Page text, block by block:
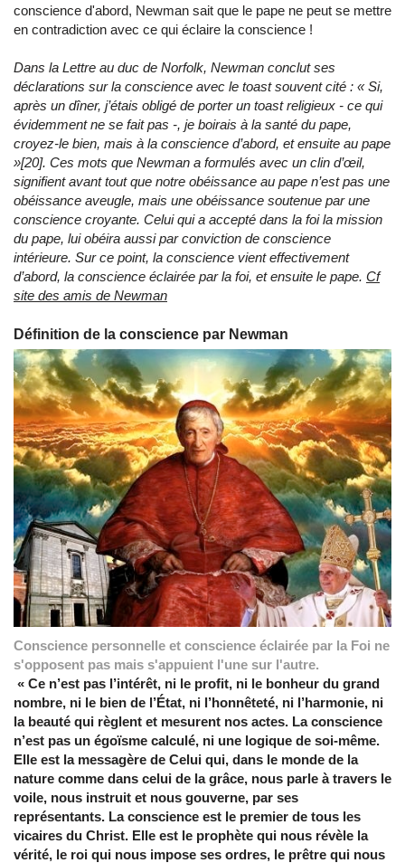
conscience d'abord, Newman sait que le pape ne peut se mettre
en contradiction avec ce qui éclaire la conscience !
Dans la Lettre au duc de Norfolk, Newman conclut ses
déclarations sur la conscience avec le toast souvent cité : « Si,
après un dîner, j’étais obligé de porter un toast religieux - ce qui
évidemment ne se fait pas -, je boirais à la santé du pape,
croyez-le bien, mais à la conscience d’abord, et ensuite au pape
»[20]. Ces mots que Newman a formulés avec un clin d’œil,
signifient avant tout que notre obéissance au pape n’est pas une
obéissance aveugle, mais une obéissance soutenue par une
conscience croyante. Celui qui a accepté dans la foi la mission
du pape, lui obéira aussi par conviction de conscience
intérieure. Sur ce point, la conscience vient effectivement
d’abord, la conscience éclairée par la foi, et ensuite le pape. Cf
site des amis de Newman
Définition de la conscience par Newman
Conscience personnelle et conscience éclairée par la Foi ne
s'opposent pas mais s'appuient l'une sur l'autre.
« Ce n’est pas l’intérêt, ni le profit, ni le bonheur du grand
nombre, ni le bien de l’État, ni l’honnêteté, ni l’harmonie, ni
la beauté qui règlent et mesurent nos actes. La conscience
n’est pas un égoïsme calculé, ni une logique de soi-même.
Elle est la messagère de Celui qui, dans le monde de la
nature comme dans celui de la grâce, nous parle à travers le
voile, nous instruit et nous gouverne, par ses
représentants. La conscience est le premier de tous les
vicaires du Christ. Elle est le prophète qui nous révèle la
vérité, le roi qui nous impose ses ordres, le prêtre qui nous